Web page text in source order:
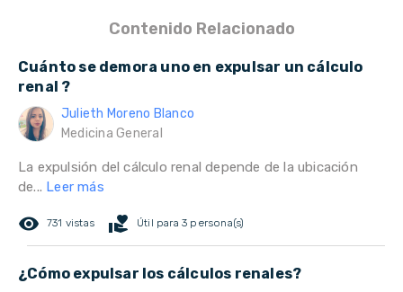
Contenido Relacionado
Cuánto se demora uno en expulsar un cálculo
renal ?
Julieth Moreno Blanco
Medicina General
La expulsión del cálculo renal depende de la ubicación
de... Leer más
remove_red_eye 731 vistas volunteer_activism Útil para 3 persona(s)
¿Cómo expulsar los cálculos renales?